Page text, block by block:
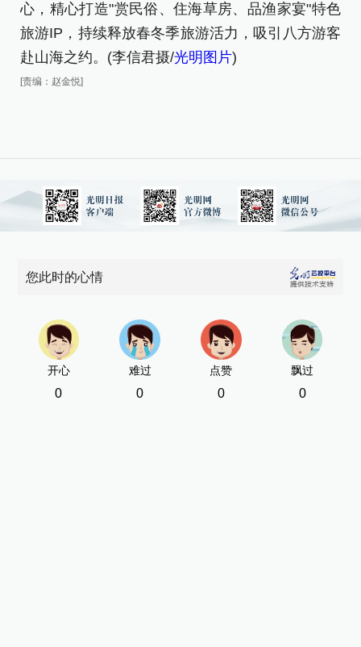
心，精心打造"赏民俗、住海草房、品渔家宴"特色
旅游IP，持续释放春冬季旅游活力，吸引八方游客
赴山海之约。(李信君摄/光明图片)
[责编：赵金悦]
您此时的心情
开心
0
难过
0
点赞
0
飘过
0